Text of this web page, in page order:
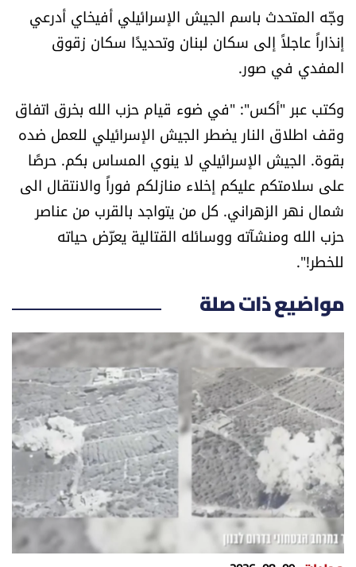
كتّابنا
تحت المجهر
آراء
اقتصاد
العالم
الصحافة الإسرائيلية
ثقافة وفنون
فصل من كتاب
اقرأ تضحك
كاميرا
سجالات
صحّة وصحن
وجّه المتحدث باسم الجيش الإسرائيلي أفيخاي أدرعي
إنذاراً عاجلاً إلى سكان لبنان وتحديدًا سكان زقوق
المفدي في صور.
وكتب عبر "أكس": "في ضوء قيام حزب الله بخرق اتفاق
وقف اطلاق النار يضطر الجيش الإسرائيلي للعمل ضده
بقوة. الجيش الإسرائيلي لا ينوي المساس بكم. حرصًا
على سلامتكم عليكم إخلاء منازلكم فوراً والانتقال الى
شمال نهر الزهراني. كل من يتواجد بالقرب من عناصر
حزب الله ومنشآته ووسائله القتالية يعرّض حياته
للخطر!".
مواضيع ذات صلة